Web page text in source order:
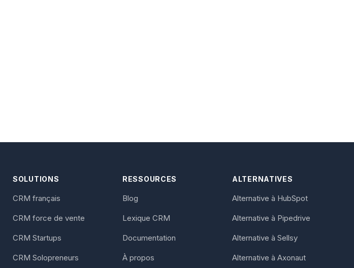
SOLUTIONS
CRM français
CRM force de vente
CRM Startups
CRM Solopreneurs
RESSOURCES
Blog
Lexique CRM
Documentation
À propos
ALTERNATIVES
Alternative à HubSpot
Alternative à Pipedrive
Alternative à Sellsy
Alternative à Axonaut